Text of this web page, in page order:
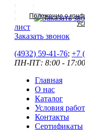
лист
Заказать звонок
(4932) 59-41-76; +7
ПН-ПТ: 8:00 -
Главная
О нас
Каталог
Условия
Контакты
Сертификаты
Положение о